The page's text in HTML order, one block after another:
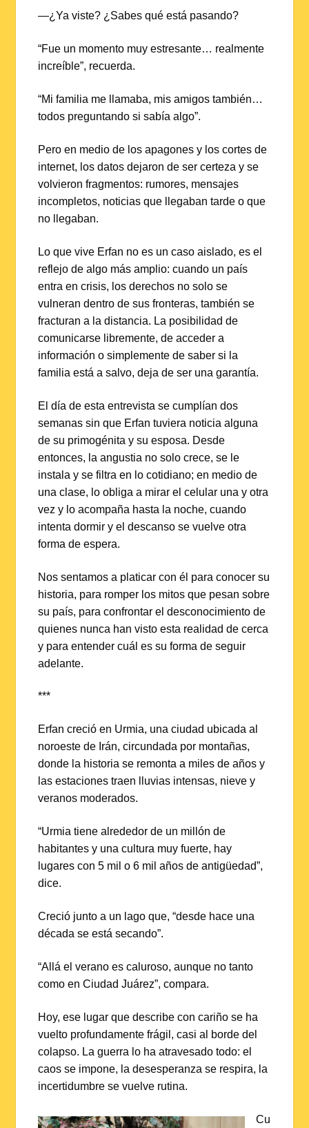
—¿Ya viste? ¿Sabes qué está pasando?
“Fue un momento muy estresante… realmente
increíble”, recuerda.
“Mi familia me llamaba, mis amigos también…
todos preguntando si sabía algo”.
Pero en medio de los apagones y los cortes de
internet, los datos dejaron de ser certeza y se
volvieron fragmentos: rumores, mensajes
incompletos, noticias que llegaban tarde o que
no llegaban.
Lo que vive Erfan no es un caso aislado, es el
reflejo de algo más amplio: cuando un país
entra en crisis, los derechos no solo se
vulneran dentro de sus fronteras, también se
fracturan a la distancia. La posibilidad de
comunicarse libremente, de acceder a
información o simplemente de saber si la
familia está a salvo, deja de ser una garantía.
El día de esta entrevista se cumplían dos
semanas sin que Erfan tuviera noticia alguna
de su primogénita y su esposa. Desde
entonces, la angustia no solo crece, se le
instala y se filtra en lo cotidiano; en medio de
una clase, lo obliga a mirar el celular una y otra
vez y lo acompaña hasta la noche, cuando
intenta dormir y el descanso se vuelve otra
forma de espera.
Nos sentamos a platicar con él para conocer su
historia, para romper los mitos que pesan sobre
su país, para confrontar el desconocimiento de
quienes nunca han visto esta realidad de cerca
y para entender cuál es su forma de seguir
adelante.
***
Erfan creció en Urmia, una ciudad ubicada al
noroeste de Irán, circundada por montañas,
donde la historia se remonta a miles de años y
las estaciones traen lluvias intensas, nieve y
veranos moderados.
“Urmia tiene alrededor de un millón de
habitantes y una cultura muy fuerte, hay
lugares con 5 mil o 6 mil años de antigüedad”,
dice.
Creció junto a un lago que, “desde hace una
década se está secando”.
“Allá el verano es caluroso, aunque no tanto
como en Ciudad Juárez”, compara.
Hoy, ese lugar que describe con cariño se ha
vuelto profundamente frágil, casi al borde del
colapso. La guerra lo ha atravesado todo: el
caos se impone, la desesperanza se respira, la
incertidumbre se vuelve rutina.
Cu